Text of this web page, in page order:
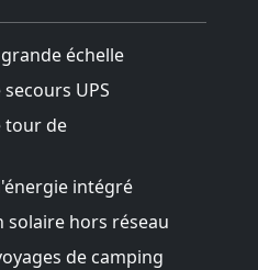
échelle
UPS
tour de
intégré
solaire hors réseau
de camping